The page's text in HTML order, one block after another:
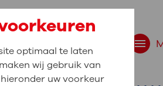
optimaal te laten
wij gebruik van
uw voorkeur